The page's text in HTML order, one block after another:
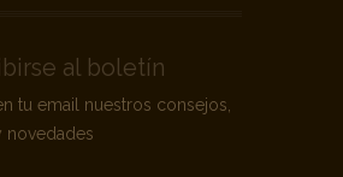
al boletín
tu email nuestros consejos,
novedades